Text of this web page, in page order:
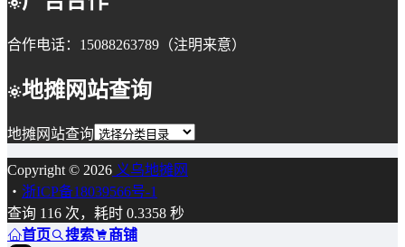
合作电话：15088263789（注明来意）
地摊网站查询
地摊网站查询
Copyright © 2026 义乌地摊网
・ 浙ICP备18039566号-1
查询 116 次，耗时 0.3358 秒
首页
搜索 商铺